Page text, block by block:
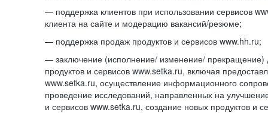
— поддержка клиентов при использовании сервисов
клиента на сайте и модерацию вакансий/резюме;
— поддержка продаж продуктов и сервисов www.hh.ru;
— заключение (исполнение/ изменение/ прекращение)
продуктов и сервисов www.setka.ru, включая
www.setka.ru, осуществление информационного
проведение исследований, направленных на
и сервисов www.setka.ru, создание новых продуктов и